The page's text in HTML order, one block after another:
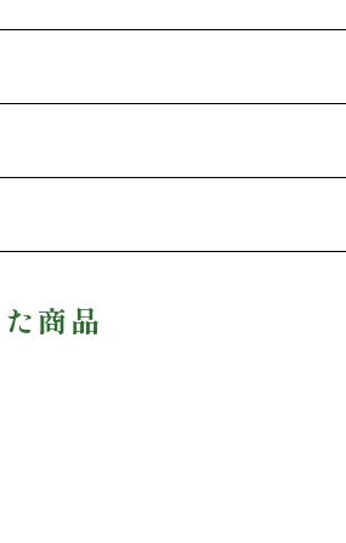
商品